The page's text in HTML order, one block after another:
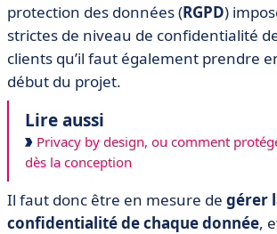
protection des données (RGPD)
strictes de niveau de confidentialité
clients qu’il faut également prendre
début du projet.
Lire aussi
Privacy by design, ou comment
dès la conception
Il faut donc être en mesure de gérer
confidentialité de chaque donnée,